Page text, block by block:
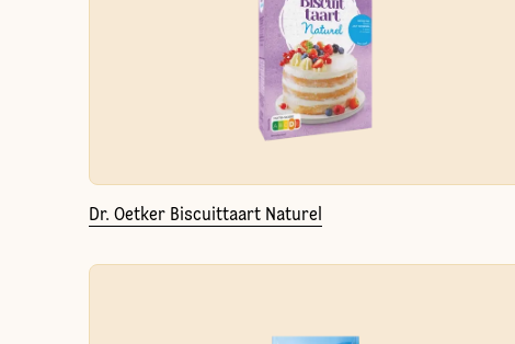
Dr. Oetker Biscuittaart Naturel